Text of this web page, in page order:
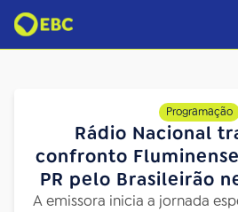
Programação
Rádio Nacional
confronto
PR pelo Brasileirão
A emissora inicia a jornada